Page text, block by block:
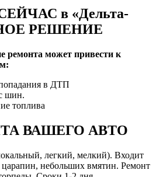
в «Дельта-
РЕШЕНИЕ
ремонта может привести к
в ДТП
шин.
топлива
ВАШЕГО АВТО
легкий, мелкий). Входит
царапин, небольших вмятин. Ремонт